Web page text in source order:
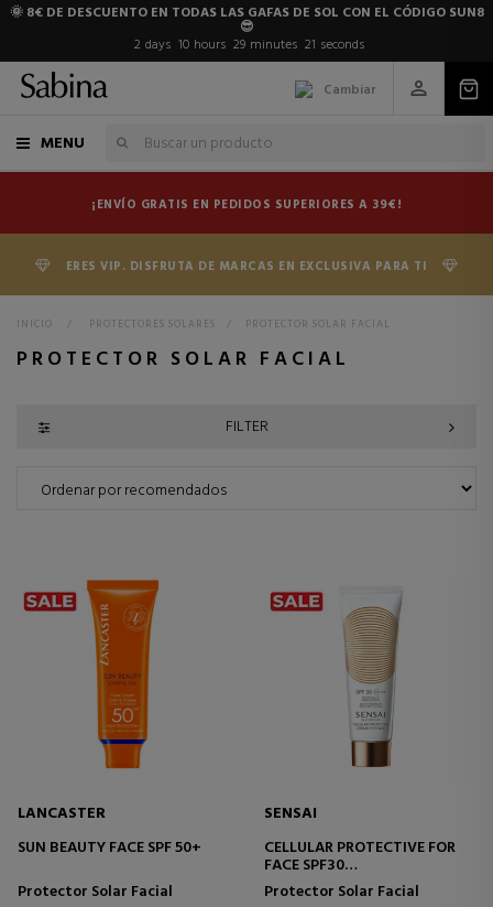
🌞 8€ DE DESCUENTO EN TODAS LAS GAFAS DE SOL CON EL CÓDIGO SUN8
😎
2 days 10 hours 29 minutes 20 seconds
Cambiar
MENU
¡ENVÍO GRATIS EN PEDIDOS SUPERIORES A 39€!
ERES VIP. DISFRUTA DE MARCAS EN EXCLUSIVA PARA TI
INICIO > PROTECTORES SOLARES > PROTECTOR SOLAR FACIAL
PROTECTOR SOLAR FACIAL
FILTER
LANCASTER
SUN BEAUTY FACE SPF 50+
Protector Solar Facial
SENSAI
CELLULAR PROTECTIVE FOR
FACE SPF30
PROTECTOR SOLAR FACIAL
Protector Solar Facial